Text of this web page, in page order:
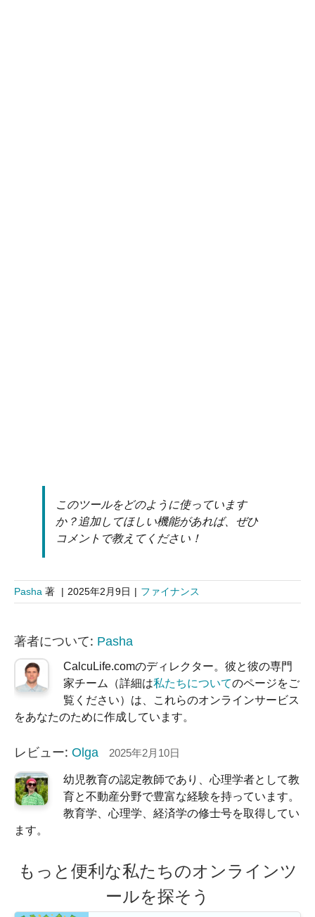
このツールをどのように使っています
か？追加してほしい機能があれば、ぜひ
コメントで教えてください！
Pasha 著 | 2025年2月9日 | ファイナンス
著者について: Pasha
CalcuLife.comのディレクター。彼と彼の専門
家チーム（詳細は私たちについてのページをご
覧ください）は、これらのオンラインサービス
をあなたのために作成しています。
レビュー: Olga 2025年2月10日
幼児教育の認定教師であり、心理学者として教
育と不動産分野で豊富な経験を持っています。
教育学、心理学、経済学の修士号を取得してい
ます。
もっと便利な私たちのオンラインツ
ールを探そう